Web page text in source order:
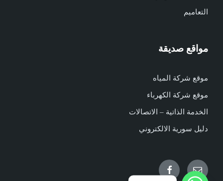
التعاميم
مواقع صديقة
موقع شركة المياه
موقع شركة الكهرباء
الخدمة الذاتية – الاتصالات
دليل سورية الالكتروني
Email
Facebook